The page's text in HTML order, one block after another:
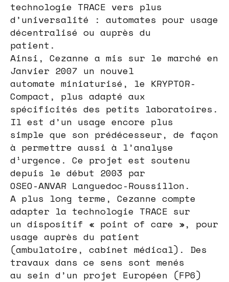
technologie TRACE vers plus
d’universalité : automates pour usage
décentralisé ou auprès du
patient.
Ainsi, Cezanne a mis sur le marché en
Janvier 2007 un nouvel
automate miniaturisé, le KRYPTOR-
Compact, plus adapté aux
spécificités des petits laboratoires.
Il est d’un usage encore plus
simple que son prédécesseur, de façon
à permettre aussi à l’analyse
d¹urgence. Ce projet est soutenu
depuis le début 2003 par
OSEO-ANVAR Languedoc-Roussillon.
A plus long terme, Cezanne compte
adapter la technologie TRACE sur
un dispositif « point of care », pour
usage auprès du patient
(ambulatoire, cabinet médical). Des
travaux dans ce sens sont menés
au sein d’un projet Européen (FP6)